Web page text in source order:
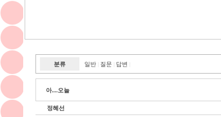
분류 일반 질문 답변
아....오늘
정혜선